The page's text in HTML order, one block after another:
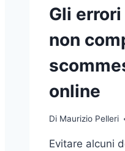
A
Gli
non
online
Di Maurizio Pelleri
Evitare alcuni